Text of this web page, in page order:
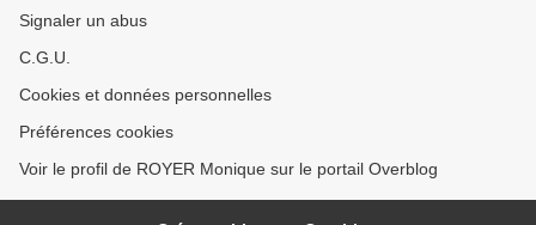
Signaler un abus
C.G.U.
Cookies et données personnelles
Préférences cookies
Voir le profil de ROYER Monique sur le portail Overblog